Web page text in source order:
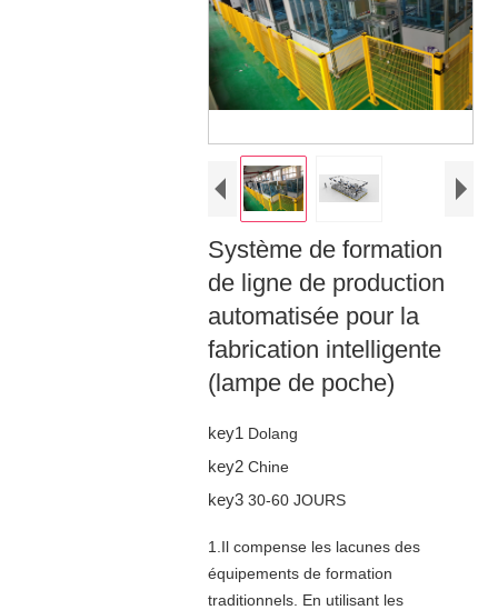
Système de formation
de ligne de production
automatisée pour la
fabrication intelligente
(lampe de poche)
key1 Dolang
key2 Chine
key3 30-60 JOURS
1.Il compense les lacunes des
équipements de formation
traditionnels. En utilisant les